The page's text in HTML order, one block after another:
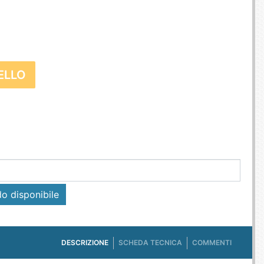
TÉLÉPHONIE
CONNECTÉS
disponibile
DESCRIZIONE SCHEDA TECNICA COMMENTI